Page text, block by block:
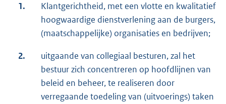
1.
Klantgerichtheid, met een vlotte en kwalitatief
hoogwaardige dienstverlening aan de burgers,
(maatschappelijke) organisaties en bedrijven;
2.
uitgaande van collegiaal besturen, zal het
bestuur zich concentreren op hoofdlijnen van
beleid en beheer, te realiseren door
verregaande toedeling van (uitvoerings) taken